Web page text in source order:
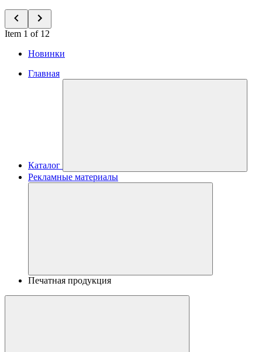
Item 1 of 12
Новинки
Главная
Каталог
Рекламные материалы
Печатная продукция